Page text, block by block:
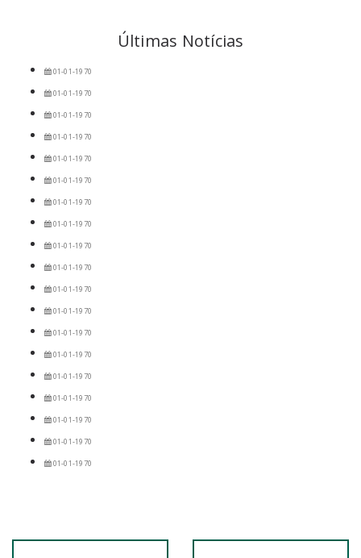
Últimas Notícias
01-01-1970
01-01-1970
01-01-1970
01-01-1970
01-01-1970
01-01-1970
01-01-1970
01-01-1970
01-01-1970
01-01-1970
01-01-1970
01-01-1970
01-01-1970
01-01-1970
01-01-1970
01-01-1970
01-01-1970
01-01-1970
01-01-1970